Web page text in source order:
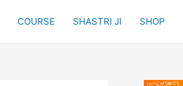
COURSE SHASTRI JI SHOP